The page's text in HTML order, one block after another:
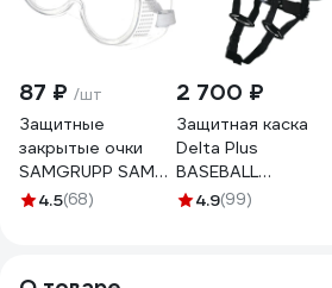
87 ₽ /шт
Защитные
закрытые очки
SAMGRUPP SAMC-
073000001
4.5(68)
2 700 ₽
Защитная каска
Delta Plus
BASEBALL
DIAMOND V UP из
4.9(99)